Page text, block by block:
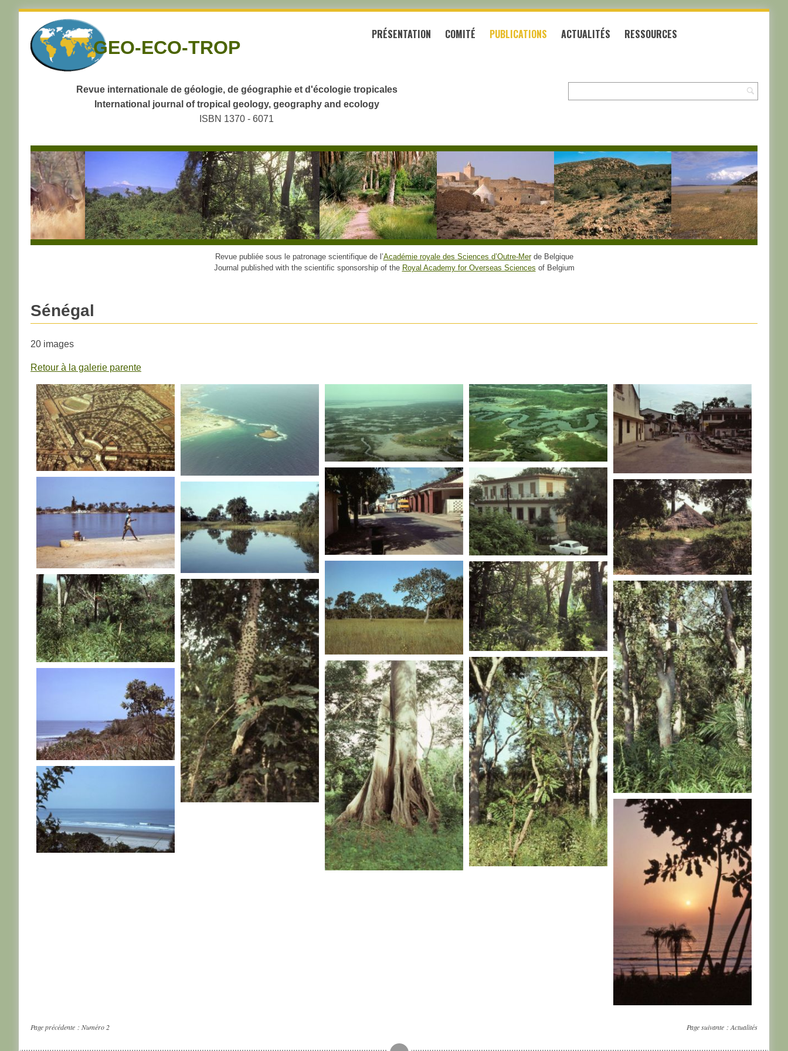
navigation
Skip
GEO-ECO-TROP
PRÉSENTATION COMITÉ PUBLICATIONS ACTUALITÉS RESSOURCES
Revue internationale de géologie, de géographie et d'écologie tropicales
International journal of tropical geology, geography and ecology
ISBN 1370 - 6071
Revue publiée sous le patronage scientifique de l’Académie royale des Sciences d’Outre-Merde Belgique
Journal published with the scientific sponsorship of the Royal Academy for Overseas Sciences of Belgium
Sénégal
20 images
Retour à la galerie parente
SENEGAL
SENEGAL
SENEGAL
SENEGAL
SENEGAL
SENEGAL
SENEGAL
SENEGAL
SENEGAL
SENEGAL
SENEGAL
Page précédente : Numéro 2 Page suivante :Actualités